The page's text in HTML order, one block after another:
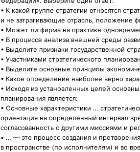
• К какой группе стратегии относятся
и не затрагивающие отрасль, положение
• Может ли фирма на практике
• В процессе анализа внешней среды
• Выделите признаки государственной
• Участниками стратегического
• Выделите основные принципы
• Какое определение наиболее верно
• Исходя из установленных целей
планирования является:
• Основные характеристики …
ориентация на определенный интервал
согласованность с другими миссиями и
• … — это процесс создания и
в пространстве (по исполнителям) и во